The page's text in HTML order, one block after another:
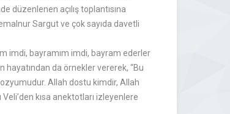
düzenlenen açılış toplantısına
Sargut ve çok sayıda davetli
imdi, bayramım imdi, bayram ederler
hayatından da örnekler vererek, “Bu
Allah dostu kimdir, Allah
kısa anektotları izleyenlere